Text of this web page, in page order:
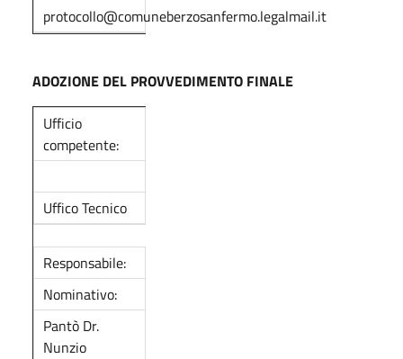
protocollo@comuneberzosanfermo.legalmail.it
ADOZIONE DEL PROVVEDIMENTO FINALE
Ufficio
competente:
Uffico Tecnico
Responsabile:
Nominativo:
Pantò Dr.
Nunzio